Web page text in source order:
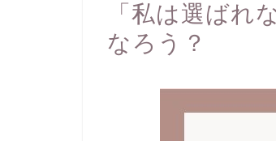
「私は選ばれ
なろう？